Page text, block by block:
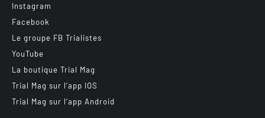
Instagram
Facebook
Le groupe FB Trialistes
YouTube
La boutique Trial Mag
Trial Mag sur l’app IOS
Trial Mag sur l’app Android